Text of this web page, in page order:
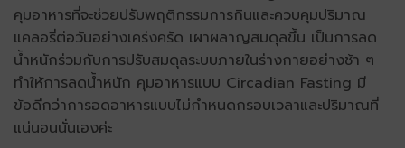
คุมอาหารที่จะช่วยปรับพฤติกรรมการกินและควบคุมปริมาณ
แคลอรี่ต่อวันอย่างเคร่งครัด เผาผลาญสมดุลขึ้น เป็นการลด
น้ำหนักร่วมกับการปรับสมดุลระบบภายในร่างกายอย่างช้า ๆ
ทำให้การลดน้ำหนัก คุมอาหารแบบ Circadian Fasting มี
ข้อดีกว่าการอดอาหารแบบไม่กำหนดกรอบเวลาและปริมาณที่
แน่นอนนั่นเองค่ะ